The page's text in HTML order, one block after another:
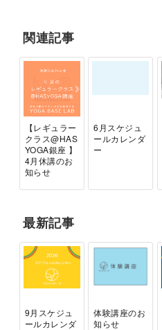
関連記事
【レギュラー
クラス@HAS
YOGA銀座 】
4月休講のお
知らせ
6月スケジュ
ールカレンダ
ー
最新記事
9月スケジュ
ールカレンダ
体験講座のお
知らせ